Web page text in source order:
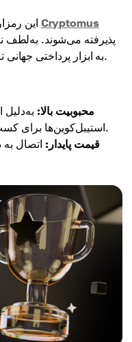
Cryptomus
پذیرفته می‌شوند. به‌لطف
دارایی‌ها، USDT و USDC به ابزار پرداختی جهانی تبدیل شده‌اند.
محبوبیت بالا:
استیبل‌کوین‌ها برای کسب‌وکار و مشتری آسان‌تر خواهد بود.
قیمت پایدار: اتصال به